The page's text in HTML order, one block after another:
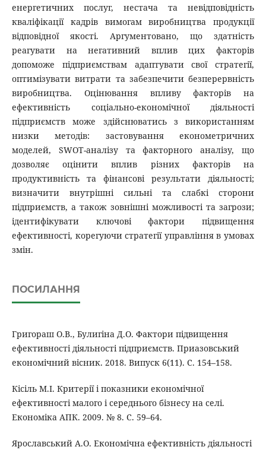
енергетичних послуг, нестача та невідповідність
кваліфікації кадрів вимогам виробництва продукції
відповідної якості. Аргументовано, що здатність
реагувати на негативний вплив цих факторів
допоможе підприємствам адаптувати свої стратегії,
оптимізувати витрати та забезпечити безперервність
виробництва. Оцінювання впливу факторів на
ефективність соціально-економічної діяльності
підприємств може здійснюватись з використанням
низки методів: застовування економетричних
моделей, SWOT-аналізу та факторного аналізу, що
дозволяє оцінити вплив різних факторів на
продуктивність та фінансові результати діяльності;
визначити внутрішні сильні та слабкі сторони
підприємств, а також зовнішні можливості та загрози;
ідентифікувати ключові фактори підвищення
ефективності, корегуючи стратегії управління в умовах
змін.
ПОСИЛАННЯ
Григораш О.В., Булигіна Д.О. Фактори підвищення
ефективності діяльності підприємств. Приазовський
економічний вісник. 2018. Випуск 6(11). С. 154–158.
Кісіль М.І. Критерії і показники економічної
ефективності малого і середнього бізнесу на селі.
Економіка АПК. 2009. № 8. С. 59–64.
Ярославський А.О. Економічна ефективність діяльності